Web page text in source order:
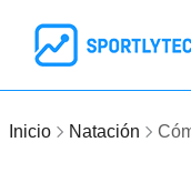
Inicio Natación